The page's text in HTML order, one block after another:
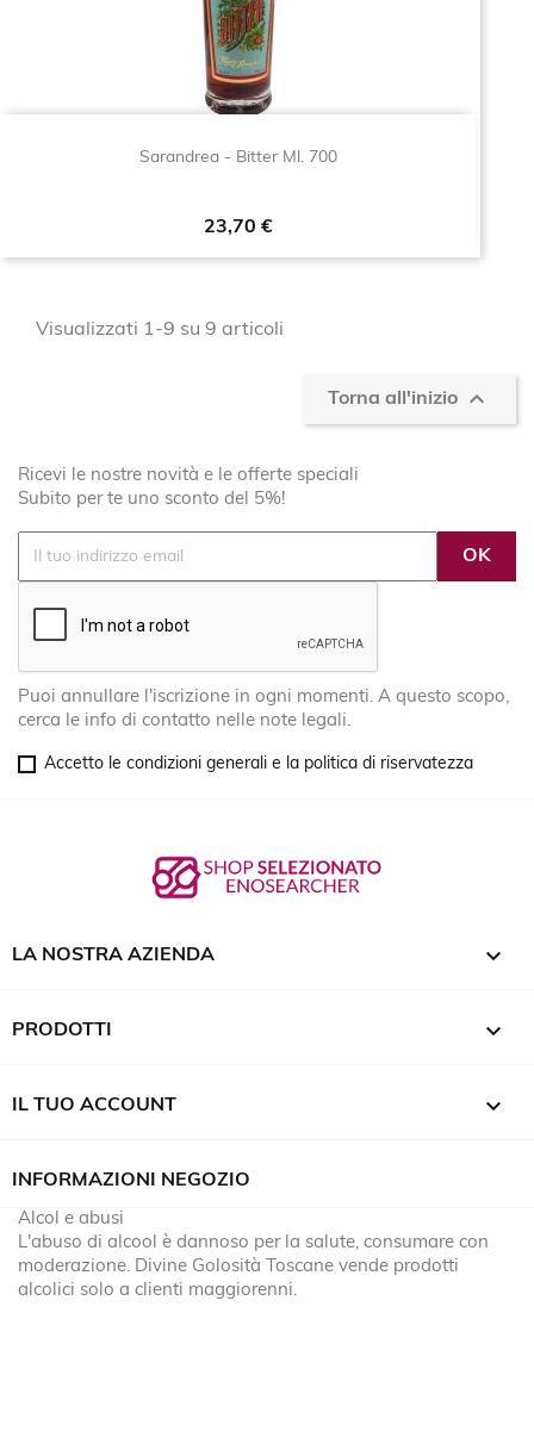
Sarandrea - Bitter Ml. 700
Prezzo
23,70 €
Visualizzati 1-9 su 9 articoli
Torna all'inizio 
Ricevi le nostre novità e le offerte speciali
Subito per te uno sconto del 5%!
Puoi annullare l'iscrizione in ogni momenti. A questo scopo,
cerca le info di contatto nelle note legali.
Accetto le condizioni generali e la politica di riservatezza
LA NOSTRA AZIENDA 
PRODOTTI 
IL TUO ACCOUNT 
INFORMAZIONI NEGOZIO
Alcol e abusi
L'abuso di alcool è dannoso per la salute, consumare con
moderazione. Divine Golosità Toscane vende prodotti
alcolici solo a clienti maggiorenni.